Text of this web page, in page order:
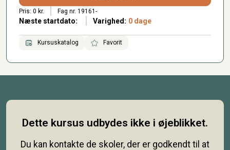
Pris: 0 kr. Fag nr. 19161-
Næste startdato: Varighed: 0 dage
Kursuskatalog Favorit
Dette kursus udbydes ikke i øjeblikket.
Du kan kontakte de skoler, der er godkendt til at